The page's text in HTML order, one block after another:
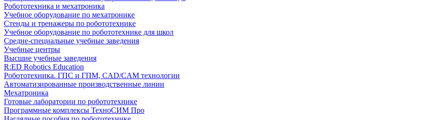
Робототехника и мехатроника
Учебное оборудование по мехатронике
Стенды и тренажеры по робототехнике
Учебное оборудование по робототехнике для школ
Средне-специальные учебные заведения
Учебные центры
Высшие учебные заведения
R:ED Robotics Education
Робототехника. ГПС и ГПМ, CAD/CAM технологии
Автоматизированные производственные линии
Мехатроника
Готовые лаборатории по робототехнике
Программные комплексы ТехноСИМ Про